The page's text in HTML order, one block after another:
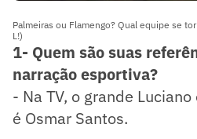
Palmeiras ou Flamengo? Qual equipe se
L!)
1- Quem são suas
narração esportiva?
- Na TV, o grande
é Osmar Santos.